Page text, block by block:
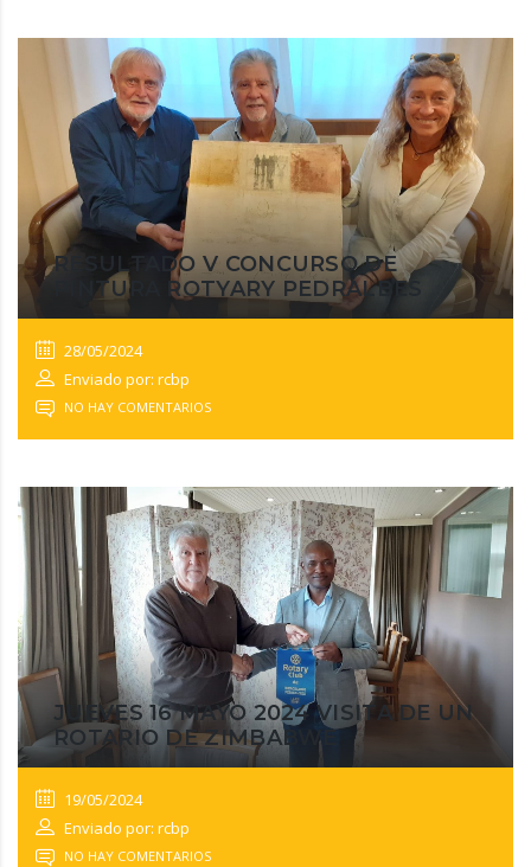
RESULTADO V CONCURSO DE
PINTURA ROTYARY PEDRALBES
28/05/2024
Enviado por: rcbp
NO HAY COMENTARIOS
JUEVES 16 MAYO 2024 VISITA DE UN
ROTARIO DE ZIMBABWE
19/05/2024
Enviado por: rcbp
NO HAY COMENTARIOS